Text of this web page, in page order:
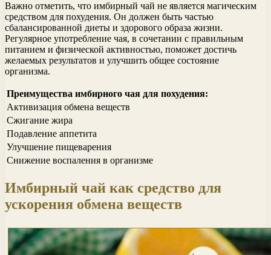
Важно отметить, что имбирный чай не является магическим
средством для похудения. Он должен быть частью
сбалансированной диеты и здорового образа жизни.
Регулярное употребление чая, в сочетании с правильным
питанием и физической активностью, поможет достичь
желаемых результатов и улучшить общее состояние
организма.
Преимущества имбирного чая для похудения:
Активизация обмена веществ
Сжигание жира
Подавление аппетита
Улучшение пищеварения
Снижение воспаления в организме
Имбирный чай как средство для
ускорения обмена веществ